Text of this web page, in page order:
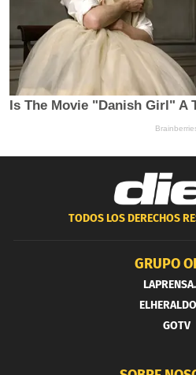
TODOS LOS DERECHOS
GRUPO
GOTV